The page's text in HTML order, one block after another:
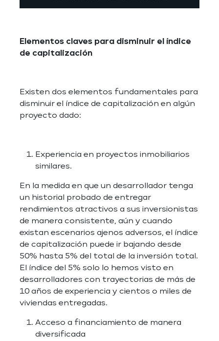
Elementos claves para disminuir el índice
de capitalización
Existen dos elementos fundamentales para
disminuir el índice de capitalización en algún
proyecto dado:
Experiencia en proyectos inmobiliarios
similares.
En la medida en que un desarrollador tenga
un historial probado de entregar
rendimientos atractivos a sus inversionistas
de manera consistente, aún y cuando
existan escenarios ajenos adversos, el índice
de capitalización puede ir bajando desde
50% hasta 5% del total de la inversión total.
El índice del 5% solo lo hemos visto en
desarrolladores con trayectorias de más de
10 años de experiencia y cientos o miles de
viviendas entregadas.
Acceso a financiamiento de manera
diversificada